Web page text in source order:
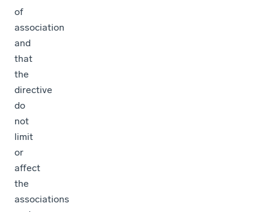
of
association
and
that
the
directive
do
not
limit
or
affect
the
associations